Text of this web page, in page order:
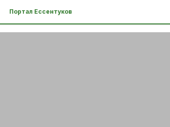
Портал Ессентуков